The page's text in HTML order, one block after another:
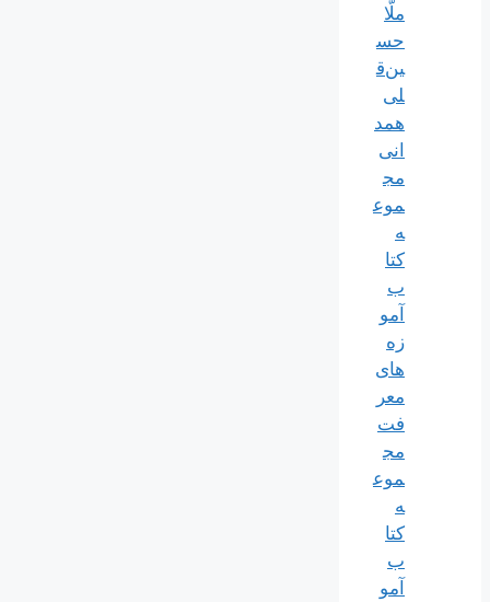
ملّا
حس
ین‌ق
لی
همد
انی
مج
موع
ه
کتا
ب
آمو
زه
های
معر
فت
مج
موع
ه
کتا
ب
آمو